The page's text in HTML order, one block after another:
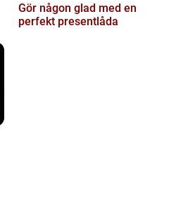
Gör någon glad med en
perfekt presentlåda